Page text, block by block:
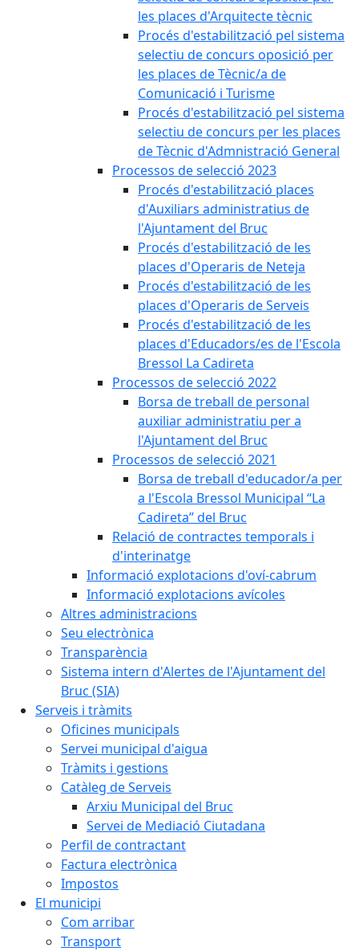
les places d'Arquitecte tècnic
Procés d'estabilització pel sistema
selectiu de concurs oposició per
les places de Tècnic/a de
Comunicació i Turisme
Procés d'estabilització pel sistema
selectiu de concurs per les places
de Tècnic d'Admnistració General
Processos de selecció 2023
Procés d'estabilització places
d'Auxiliars administratius de
l'Ajuntament del Bruc
Procés d'estabilització de les
places d'Operaris de Neteja
Procés d'estabilització de les
places d'Operaris de Serveis
Procés d'estabilització de les
places d'Educadors/es de l'Escola
Bressol La Cadireta
Processos de selecció 2022
Borsa de treball de personal
auxiliar administratiu per a
l'Ajuntament del Bruc
Processos de selecció 2021
Borsa de treball d'educador/a per
a l'Escola Bressol Municipal “La
Cadireta” del Bruc
Relació de contractes temporals i
d'interinatge
Informació explotacions d'oví-cabrum
Informació explotacions avícoles
Altres administracions
Seu electrònica
Transparència
Sistema intern d'Alertes de l'Ajuntament del
Bruc (SIA)
Serveis i tràmits
Oficines municipals
Servei municipal d'aigua
Tràmits i gestions
Catàleg de Serveis
Arxiu Municipal del Bruc
Servei de Mediació Ciutadana
Perfil de contractant
Factura electrònica
Impostos
El municipi
Com arribar
Transport